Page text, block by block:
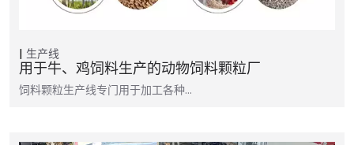
生产线
用于牛、鸡饲料生产的动物饲料颗粒厂
饲料颗粒生产线专门用于加工各种…